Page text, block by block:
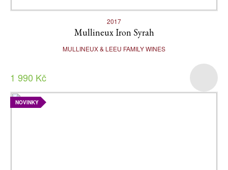
2017
Mullineux Iron Syrah
MULLINEUX & LEEU FAMILY WINES
1 990 Kč
NOVINKY